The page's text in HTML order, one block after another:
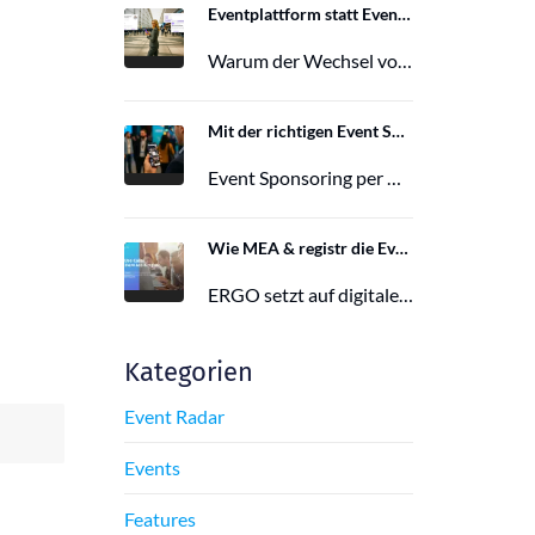
Eventplattform statt Event App: Der Wechsel von der Mobile Event App zu Polario
Warum der Wechsel von der Mobile Event App zu Polario erfolgt und wie Polario als moderne Eventplattform klassische Event Apps…
Mit der richtigen Event Sponsoring App zu mehr Reichweite, Leads und Wirkung
Event Sponsoring per App: messbar, flexibel und interaktiv. Jetzt mehr Sichtbarkeit und Wirkung für dein Event sichern.
Wie MEA & registr die Eventorganisation von 120 ERGO-Events pro Jahr optimieren
ERGO setzt auf digitale Eventorganisation mit MEA & registr. Effizient, nachhaltig und interaktiv – so gelingt moderne Eventplanung.
Kategorien
Event Radar
Events
Features